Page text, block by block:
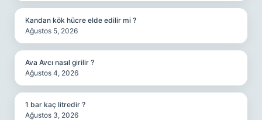
Kandan kök hücre elde edilir mi ?
Ağustos 5, 2026
Ava Avcı nasıl girilir ?
Ağustos 4, 2026
1 bar kaç litredir ?
Ağustos 3, 2026